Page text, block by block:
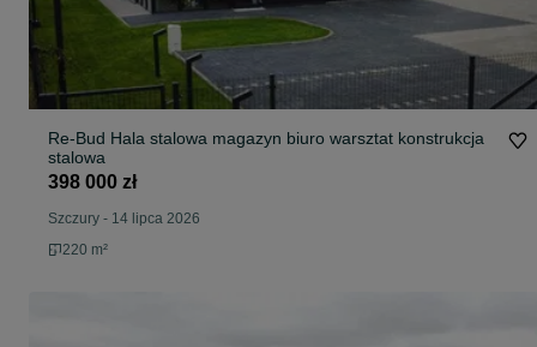
Re-Bud Hala stalowa magazyn biuro warsztat konstrukcja
stalowa
398 000 zł
Szczury - 14 lipca 2026
220 m²